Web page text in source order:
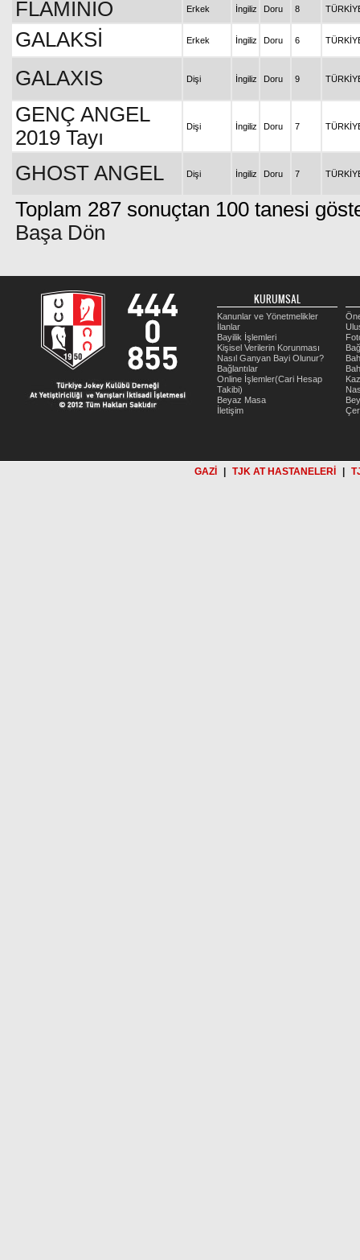
FLAMINIO Erkek İngiliz Doru 8
GALAKSİ Erkek İngiliz Doru 6
GALAXIS Dişi İngiliz Doru 9
GENÇ ANGEL
2019 Tayı
Dişi İngiliz Doru 7
GHOST ANGEL Dişi İngiliz Doru 7
Toplam 287 sonuçtan 100 tanesi
Başa Dön
KURUMSAL
Kanunlar ve Yönetmelikler
İlanlar
Bayilik İşlemleri
Kişisel Verilerin Korunması
Nasıl Ganyan Bayi Olunur?
Bağlantılar
Online İşlemler(Cari Hesap
Takibi)
Beyaz Masa
İletişim
GAZİ TJK AT HASTANELERİ